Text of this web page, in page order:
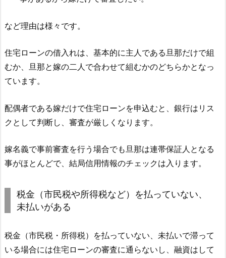
など理由は様々です。
住宅ローンの借入れは、基本的に主人である旦那だけで組
むか、旦那と嫁の二人で合わせて組むかのどちらかとなっ
ています。
配偶者である嫁だけで住宅ローンを申込むと、銀行はリス
クとして判断し、審査が厳しくなります。
嫁名義で事前審査を行う場合でも旦那は連帯保証人となる
事がほとんどで、結局信用情報のチェックは入ります。
税金（市民税や所得税など）を払っていない、
未払いがある
税金（市民税・所得税）を払っていない、未払いで滞って
いる場合には住宅ローンの審査に通らないし、融資はして